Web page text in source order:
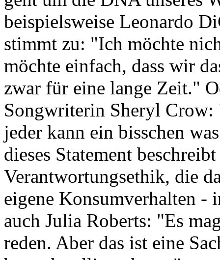
beispielsweise Leonardo
stimmt zu: "Ich möchte
möchte einfach, dass wir
zwar für eine lange Zeit."
Songwriterin Sheryl Crow:
jeder kann ein bisschen
dieses Statement
Verantwortungsethik, die
eigene Konsumverhalten
auch Julia Roberts: "Es
reden. Aber das ist eine